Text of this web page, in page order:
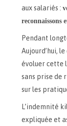
aux salariés :
reconnaissons
Pendant
Aujourd’hui,
évoluer cette
sans prise de
sur les
L’indemnité
expliquée et